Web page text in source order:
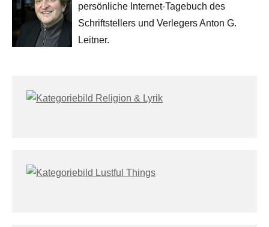
persönliche Internet-Tagebuch des
Schriftstellers und Verlegers Anton G.
Leitner.